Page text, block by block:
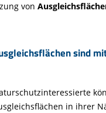
von
sind
in ihrer